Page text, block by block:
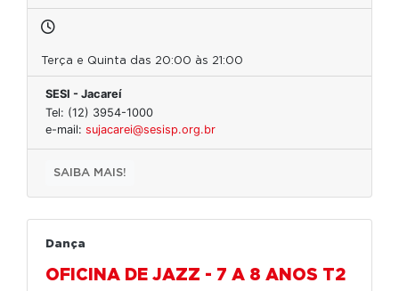
Terça e Quinta das 20:00 às 21:00
SESI - Jacareí
Tel: (12) 3954-1000
e-mail: sujacarei@sesisp.org.br
SAIBA MAIS!
Dança
OFICINA DE JAZZ - 7 A 8 ANOS T2